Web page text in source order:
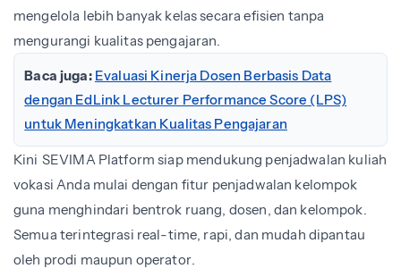
mengelola lebih banyak kelas secara efisien tanpa
mengurangi kualitas pengajaran.
Baca juga: Evaluasi Kinerja Dosen Berbasis Data
dengan EdLink Lecturer Performance Score (LPS)
untuk Meningkatkan Kualitas Pengajaran
Kini SEVIMA Platform siap mendukung penjadwalan kuliah
vokasi Anda mulai dengan fitur penjadwalan kelompok
guna menghindari bentrok ruang, dosen, dan kelompok.
Semua terintegrasi real-time, rapi, dan mudah dipantau
oleh prodi maupun operator.